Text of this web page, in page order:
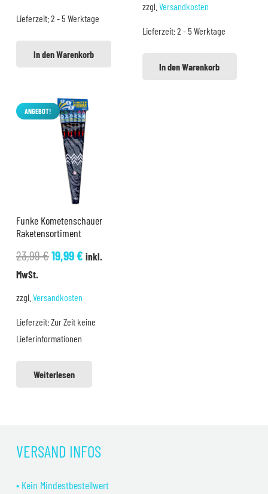
10,99 €7,99 €.
Lieferzeit:2 - 5 Werktage
In den Warenkorb
19,99 €17,99 €.
zzgl. Versandkosten
Lieferzeit:2 - 5 Werktage
In den Warenkorb
ANGEBOT!
Funke Kometenschauer
Raketensortiment
23,99€Ursprünglicher
19,99€Aktueller
inkl.
MwSt.
zzgl. Versandkosten
Lieferzeit:Zur Zeit keine
Lieferinformationen
Weiterlesen
VERSAND INFOS
• Kein Mindestbestellwert